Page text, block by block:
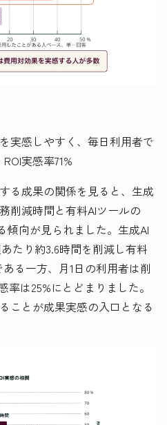
実感しやすく、毎日利用者で
実感率71%
る成果の関係を見ると、生成
削減時間と有料AIツールの
傾向が見られました。生成AI
たり約3.6時間を削減し有料
る一方、月1日の利用者は削
率は25%にとどまりました。
ことが成果実感の入口となる